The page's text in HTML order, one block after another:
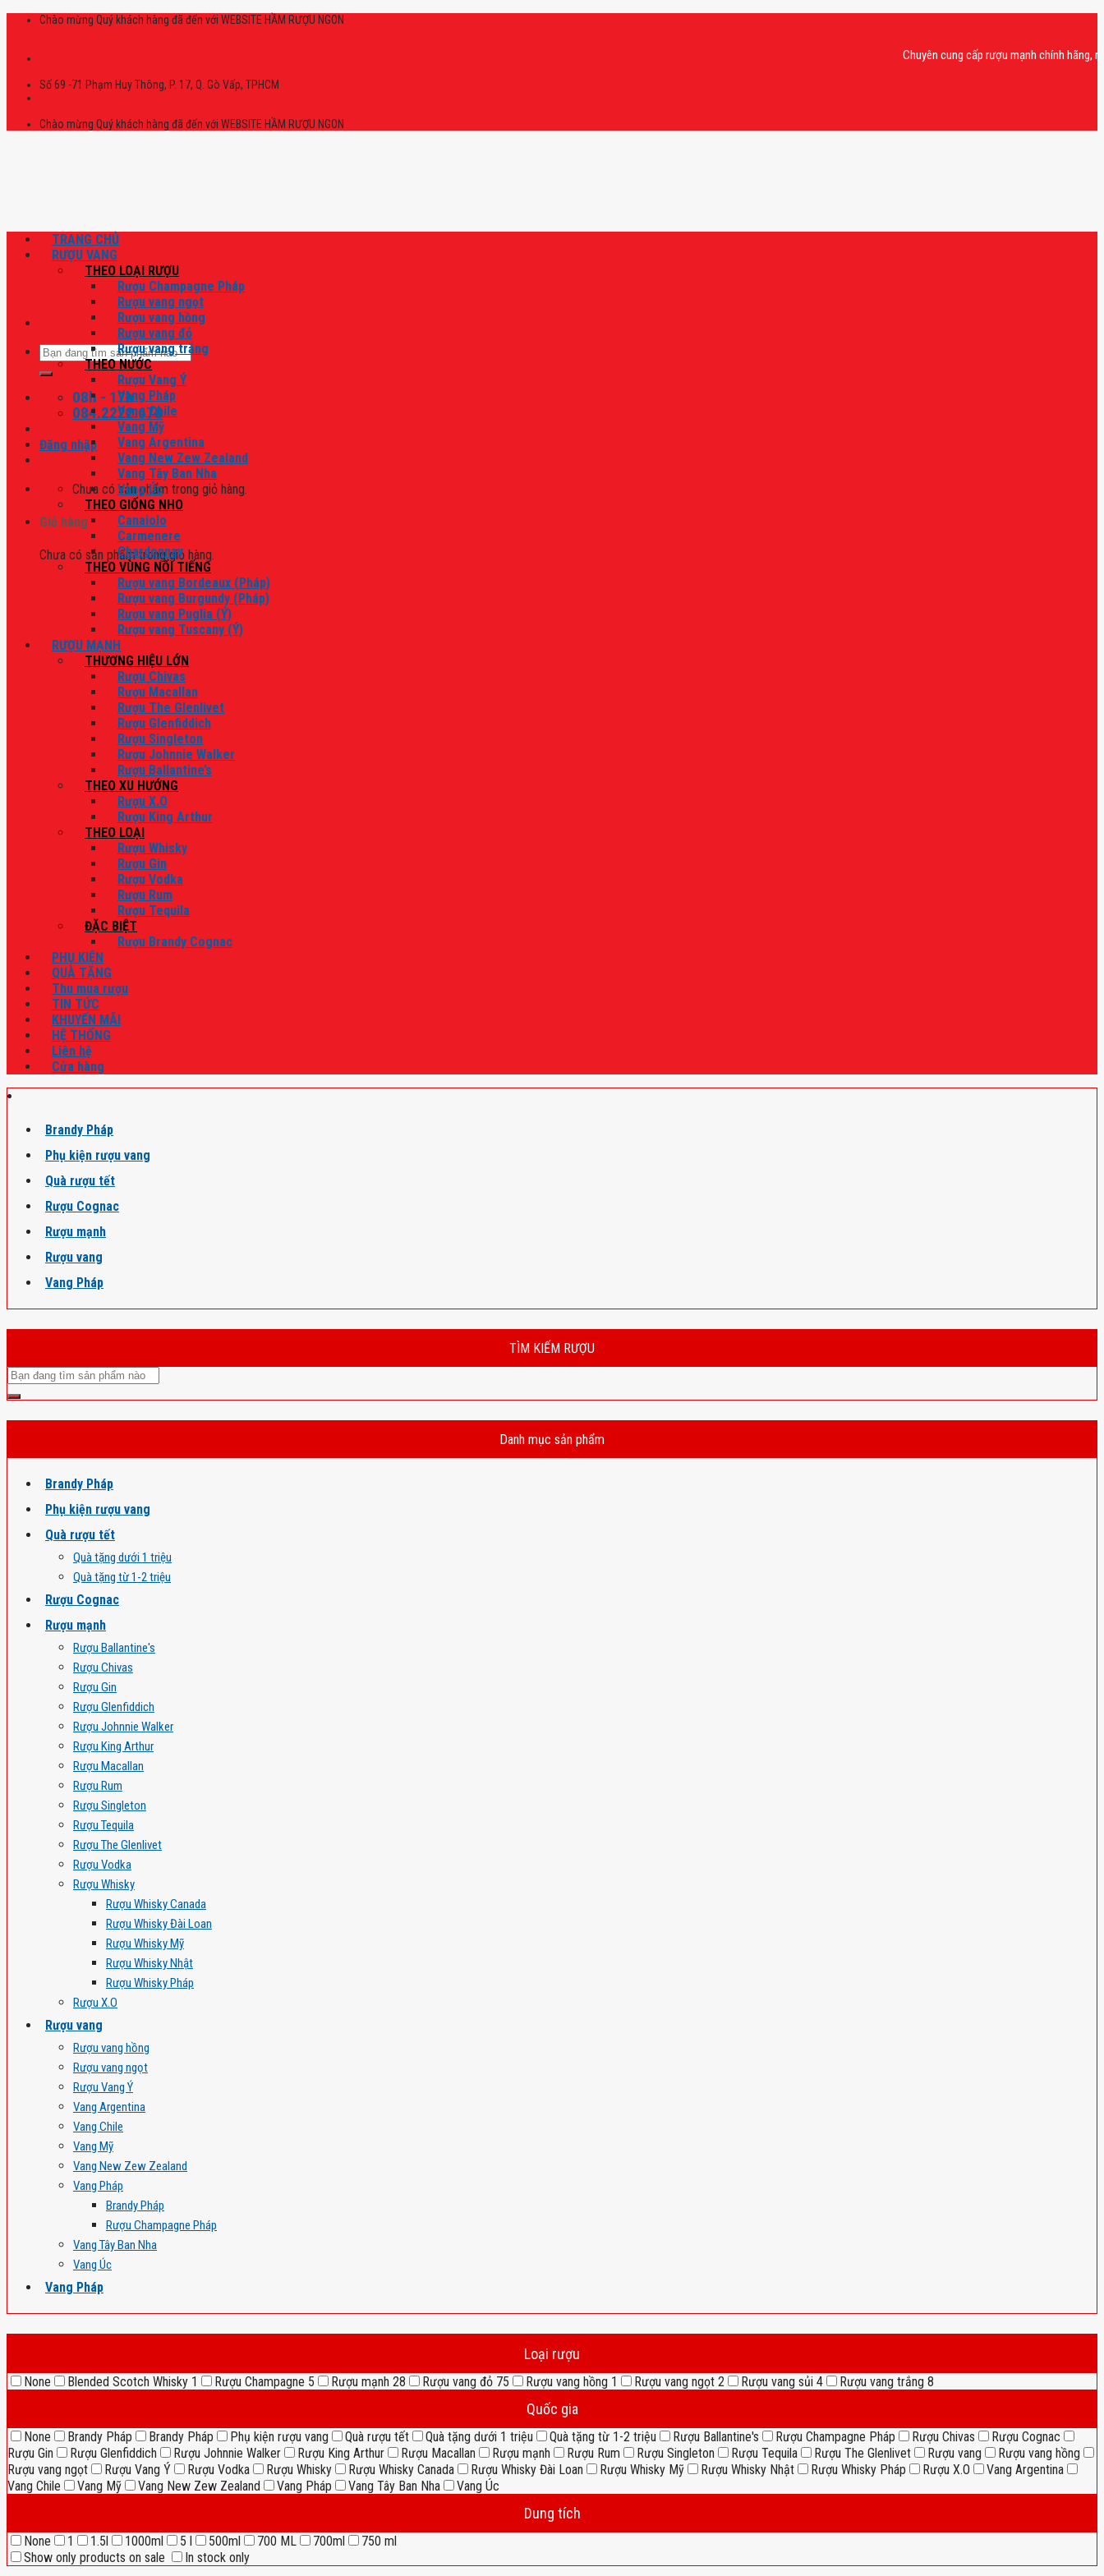
Skip
Chào mừng Quý khách hàng đã đến với WEBSITE HẦM RƯỢU NGON
Chuyên cung cấp rượu mạnh chính hãng, rượu
Số 69 -71 Phạm Huy Thông, P. 17, Q. Gò Vấp, TPHCM
Chào mừng Quý khách hàng đã đến với WEBSITE HẦM RƯỢU NGON
Tìm
kiếm:
08h - 17h
084.2222.678
Đăng nhập
Chưa có sản phẩm trong giỏ hàng.
Giỏ hàng
Chưa có sản phẩm trong giỏ hàng.
TRANG CHỦ
RƯỢU VANG
THEO LOẠI RƯỢU
Rượu Champagne Pháp
Rượu vang ngọt
Rượu vang hồng
Rượu vang đỏ
Rượu vang trắng
THEO NƯỚC
Rượu Vang Ý
Vang Pháp
Vang Chile
Vang Mỹ
Vang Argentina
Vang New Zew Zealand
Vang Tây Ban Nha
Vang Úc
THEO GIỐNG NHO
Canaiolo
Carmenere
Chardonnay
THEO VÙNG NỔI TIẾNG
Rượu vang Bordeaux (Pháp)
Rượu vang Burgundy (Pháp)
Rượu vang Puglia (Ý)
Rượu vang Tuscany (Ý)
RƯỢU MẠNH
THƯƠNG HIỆU LỚN
Rượu Chivas
Rượu Macallan
Rượu The Glenlivet
Rượu Glenfiddich
Rượu Singleton
Rượu Johnnie Walker
Rượu Ballantine’s
THEO XU HƯỚNG
Rượu X.O
Rượu King Arthur
THEO LOẠI
Rượu Whisky
Rượu Gin
Rượu Vodka
Rượu Rum
Rượu Tequila
ĐẶC BIỆT
Rượu Brandy Cognac
PHỤ KIỆN
QUÀ TẶNG
Thu mua rượu
TIN TỨC
KHUYẾN MÃI
HỆ THỐNG
Liên hệ
Cửa hàng
Brandy Pháp
Phụ kiện rượu vang
Quà rượu tết
Rượu Cognac
Rượu mạnh
Rượu vang
Vang Pháp
TÌM KIẾM RƯỢU
Danh mục sản phẩm
Brandy Pháp
Phụ kiện rượu vang
Quà rượu tết
Quà tặng dưới 1 triệu
Quà tặng từ 1-2 triệu
Rượu Cognac
Rượu mạnh
Rượu Ballantine's
Rượu Chivas
Rượu Gin
Rượu Glenfiddich
Rượu Johnnie Walker
Rượu King Arthur
Rượu Macallan
Rượu Rum
Rượu Singleton
Rượu Tequila
Rượu The Glenlivet
Rượu Vodka
Rượu Whisky
Rượu Whisky Canada
Rượu Whisky Đài Loan
Rượu Whisky Mỹ
Rượu Whisky Nhật
Rượu Whisky Pháp
Rượu X.O
Rượu vang
Rượu vang hồng
Rượu vang ngọt
Rượu Vang Ý
Vang Argentina
Vang Chile
Vang Mỹ
Vang New Zew Zealand
Vang Pháp
Brandy Pháp
Rượu Champagne Pháp
Vang Tây Ban Nha
Vang Úc
Vang Pháp
Loại rượu
None Blended Scotch Whisky 1 Rượu Champagne 5 Rượu mạnh 28 Rượu vang đỏ 75 Rượu vang hồng 1 Rượu vang ngọt 2 Rượu vang sủi 4 Rượu vang trắng 8
Quốc gia
None Brandy Pháp Brandy Pháp Phụ kiện rượu vang Quà rượu tết Quà tặng dưới 1 triệu Quà tặng từ 1-2 triệu Rượu Ballantine's Rượu Champagne Pháp Rượu Chivas
Rượu Cognac
Rượu Gin
Rượu Glenfiddich Rượu Johnnie Walker Rượu King Arthur Rượu Macallan Rượu mạnh Rượu Rum Rượu Singleton Rượu Tequila Rượu The Glenlivet Rượu vang
Rượu vang hồng
Rượu vang ngọt
Rượu Vang Ý Rượu Vodka Rượu Whisky Rượu Whisky Canada Rượu Whisky Đài Loan Rượu Whisky Mỹ Rượu Whisky Nhật Rượu Whisky Pháp Rượu X.O
Vang Argentina
Vang Chile
Vang Mỹ Vang New Zew Zealand Vang Pháp Vang Tây Ban Nha Vang Úc
Dung tích
None 1 1.5l 1000ml 5 l 500ml 700 ML 700ml
750 ml
Show only products on sale
In stock only